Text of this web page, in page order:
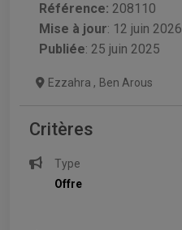
Référence: 208110
Mise à jour: 12 juin 2026
Publiée: 25 juin 2025
Ezzahra , Ben Arous
Critères
Type
Offre